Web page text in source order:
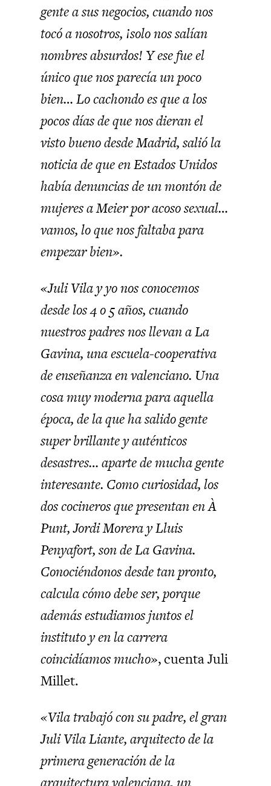
gente a sus negocios, cuando nos
tocó a nosotros, ¡solo nos salían
nombres absurdos! Y ese fue el
único que nos parecía un poco
bien… Lo cachondo es que a los
pocos días de que nos dieran el
visto bueno desde Madrid, salió la
noticia de que en Estados Unidos
había denuncias de un montón de
mujeres a Meier por acoso sexual…
vamos, lo que nos faltaba para
empezar bien».
«Juli Vila y yo nos conocemos
desde los 4 o 5 años, cuando
nuestros padres nos llevan a La
Gavina, una escuela-cooperativa
de enseñanza en valenciano. Una
cosa muy moderna para aquella
época, de la que ha salido gente
super brillante y auténticos
desastres… aparte de mucha gente
interesante. Como curiosidad, los
dos cocineros que presentan en À
Punt, Jordi Morera y Lluis
Penyafort, son de La Gavina.
Conociéndonos desde tan pronto,
calcula cómo debe ser, porque
además estudiamos juntos el
instituto y en la carrera
coincidíamos mucho», cuenta Juli
Millet.
«Vila trabajó con su padre, el gran
Juli Vila Liante, arquitecto de la
primera generación de la